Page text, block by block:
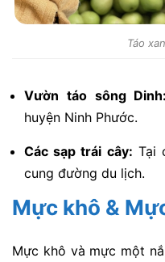
Táo
Vườn táo sông Dinh:
huyện Ninh Phước.
Các sạp trái cây: Tại
cung đường du lịch.
Mực khô &
Mực khô và mực một